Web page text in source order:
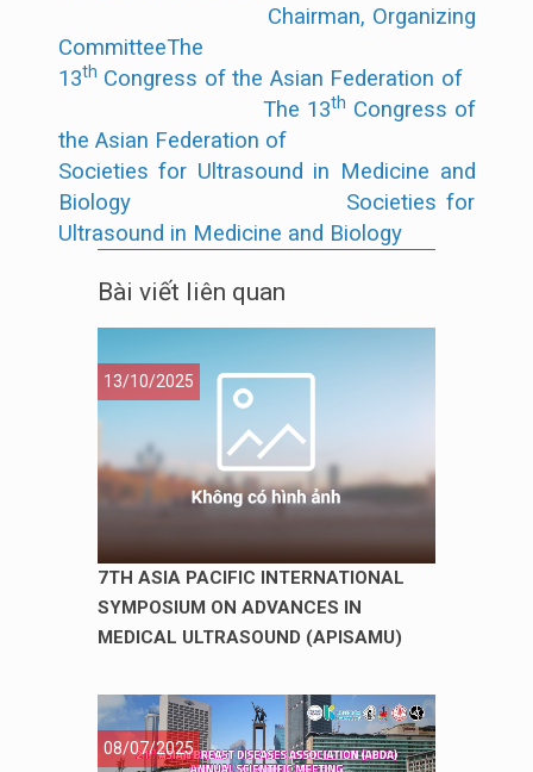
Chairman, Organizing
CommitteeThe
13th Congress of the Asian Federation of
The 13th Congress of
the Asian Federation of
Societies for Ultrasound in Medicine and
Biology Societies for
Ultrasound in Medicine and Biology
Bài viết liên quan
13/10/2025
7TH ASIA PACIFIC INTERNATIONAL
SYMPOSIUM ON ADVANCES IN
MEDICAL ULTRASOUND (APISAMU)
08/07/2025